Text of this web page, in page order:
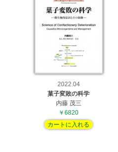
2022.04
菓子変敗の科学
内藤 茂三
￥6820
カートに入れる